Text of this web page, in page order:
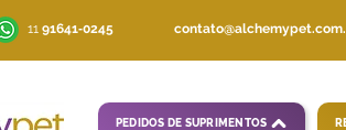
‪11 91641‑0245
PEDIDOS DE SUPRIMENTOS